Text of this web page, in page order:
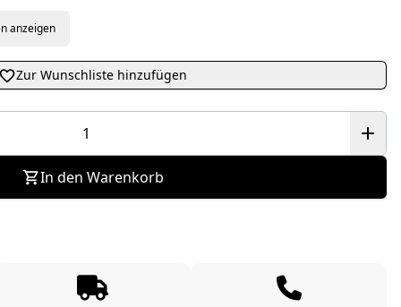
anzeigen
Zur Wunschliste hinzufügen
In den Warenkorb